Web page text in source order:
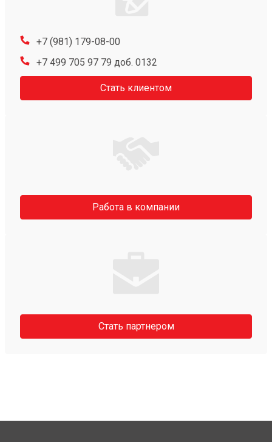
+7 (981) 179-08-00
+7 499 705 97 79 доб. 0132
Стать клиентом
Работа в компании
Стать партнером